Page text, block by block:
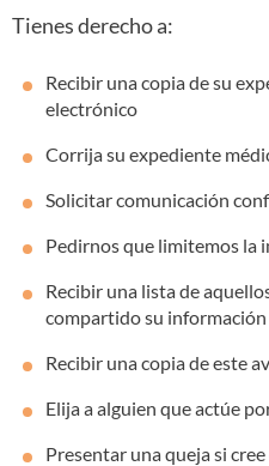
Tienes derecho a:
Recibir una copia de su
electrónico
Corrija su expediente
Solicitar comunicación
Pedirnos que limitemos la
Recibir una lista de
compartido su información
Recibir una copia de este
Elija a alguien que actúe
Presentar una queja si